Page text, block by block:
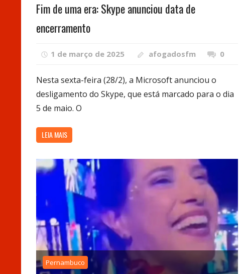
Fim de uma era: Skype anunciou data de
encerramento
1 de março de 2025 afogadosfm 0
Nesta sexta-feira (28/2), a Microsoft anunciou o
desligamento do Skype, que está marcado para o dia
5 de maio. O
LEIA MAIS
Pernambuco